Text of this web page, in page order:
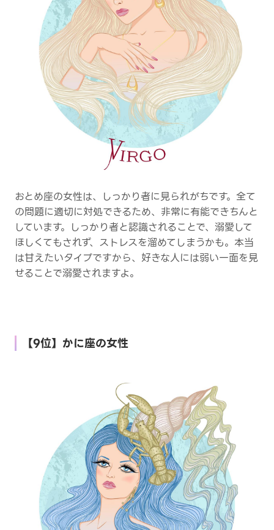
おとめ座の女性は、しっかり者に見られがちです。全て
の問題に適切に対処できるため、非常に有能できちんと
しています。しっかり者と認識されることで、溺愛して
ほしくてもされず、ストレスを溜めてしまうかも。本当
は甘えたいタイプですから、好きな人には弱い一面を見
せることで溺愛されますよ。
【9位】かに座の女性